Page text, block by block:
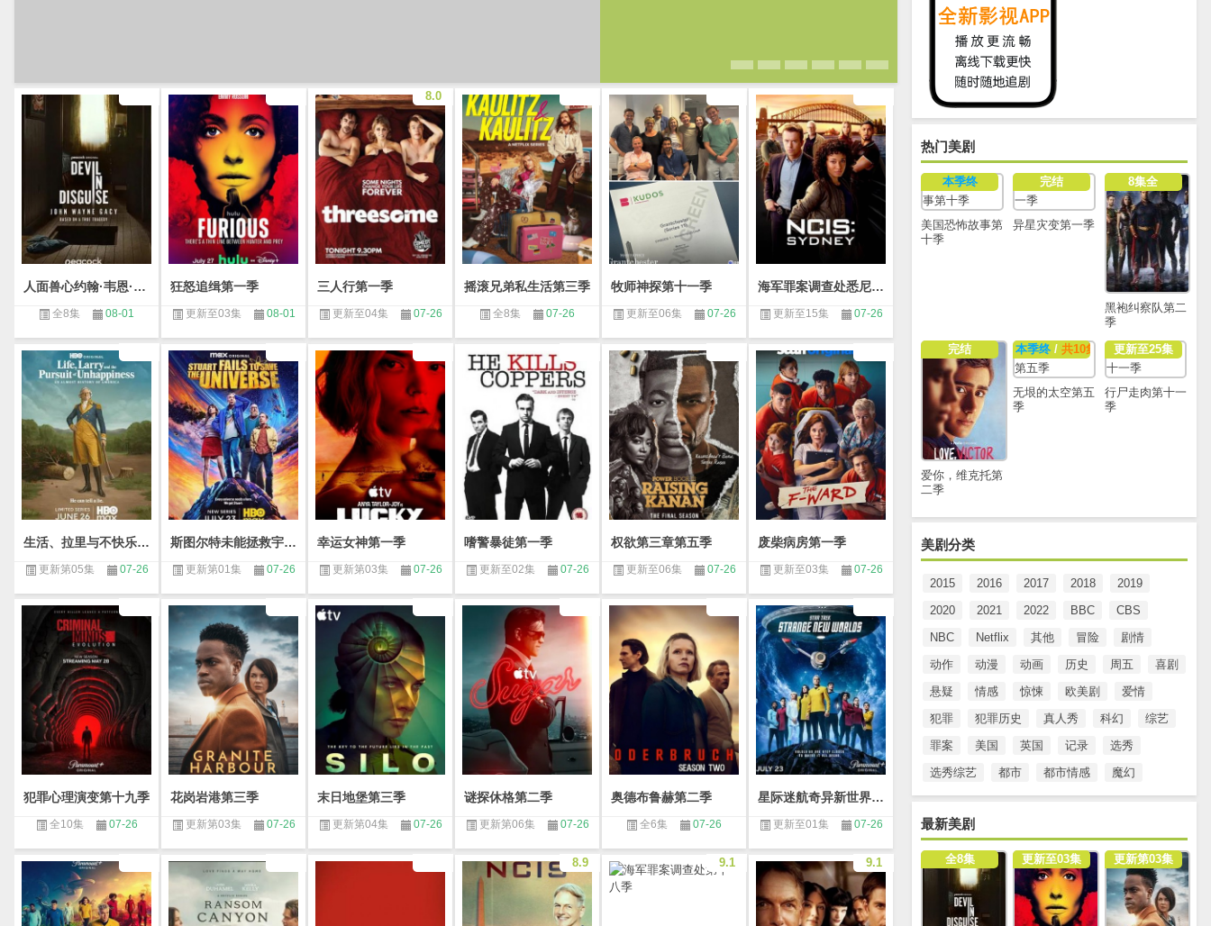
热门美剧
本季终
美国恐怖故事第
十季
完结
异星灾变第一季
8集全
黑袍纠察队第二
季
完结
爱你，维克托第
二季
本季终/ 共10集
无垠的太空第五
季
更新至25集
行尸走肉第十一
季
美剧分类
2015 2016 2017 2018
2019
2020
2021 2022 BBC
CBS
NBC
Netflix 其他 冒险
剧情
动作
动漫 动画 历史 周五
喜剧
悬疑
情感 惊悚 欧美剧
爱情
犯罪
犯罪历史 真人秀 科幻
综艺
罪案
美国 英国 记录
选秀
选秀综艺
都市 都市情感 魔幻
最新美剧
全8集 更新至03集 更新第03集
人面兽心约翰·韦恩·盖西第一季
全8集 08-01
狂怒追缉第一季
更新至03集 08-01
8.0
三人行第一季
更新至04集 07-26
摇滚兄弟私生活第三季
全8集 07-26
牧师神探第十一季
更新至06集 07-26
海军罪案调查处悉尼第三季
更新至15集 07-26
生活、拉里与不快乐的追求一部美国史第一季
更新第05集 07-26
斯图尔特未能拯救宇宙第一季
更新第01集 07-26
幸运女神第一季
更新第03集 07-26
嗜警暴徒第一季
更新至02集 07-26
权欲第三章第五季
更新至06集 07-26
废柴病房第一季
更新至03集 07-26
犯罪心理演变第十九季
全10集 07-26
花岗岩港第三季
更新第03集 07-26
末日地堡第三季
更新第04集 07-26
谜探休格第二季
更新第06集 07-26
奥德布鲁赫第二季
全6集 07-26
星际迷航奇异新世界第四季
更新至01集 07-26
8.9 9.1 9.1